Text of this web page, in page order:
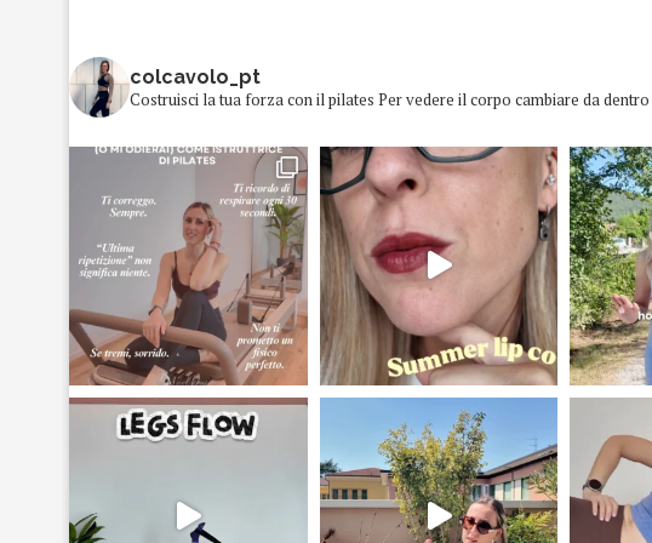
colcavolo_pt
Costruisci la tua forza con il pilates Per vedere il corpo cambiare da dentro